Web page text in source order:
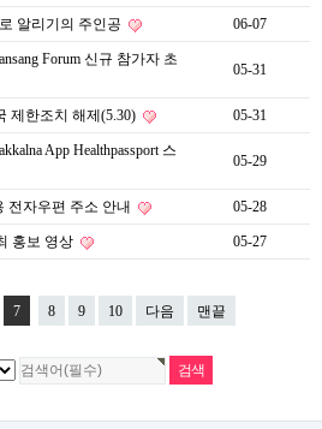
알리기의 주인공 06-07
Forum 신규 참가자 초
05-31
제한조치 해제(5.30) 05-31
App Healthpassport 스
05-29
전자우편 주소 안내 05-28
홍보 영상 05-27
7 8 9 10 다음 맨끝